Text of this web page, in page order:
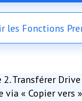
les Fonctions
2. Transférer
via « Copier vers »